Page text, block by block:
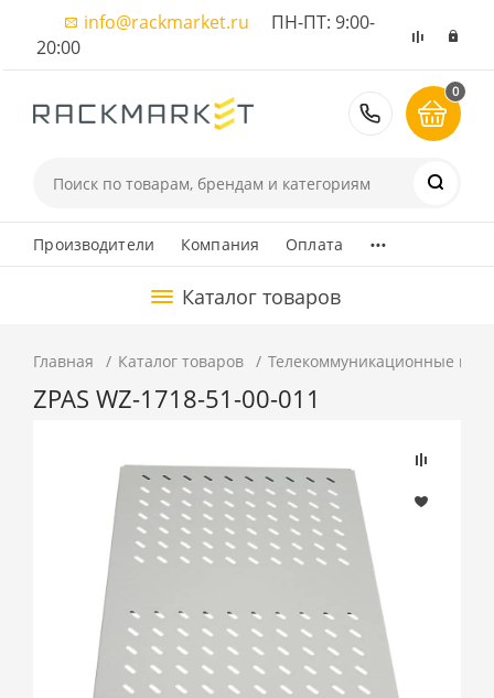
info@rackmarket.ru ПН-ПТ: 9:00-
20:00
8 (495)
0
Производители Компания Оплата ...
Каталог товаров
Главная Каталог товаров Телекоммуникационные
ZPAS WZ-1718-51-00-011